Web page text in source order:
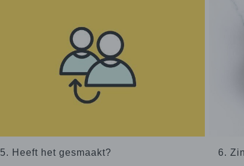
5. Heeft het gesmaakt? 6.